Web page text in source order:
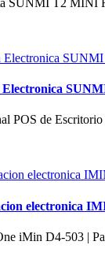
SUNMI T2 MINI
POS de
electronica
iMin D4-503 |